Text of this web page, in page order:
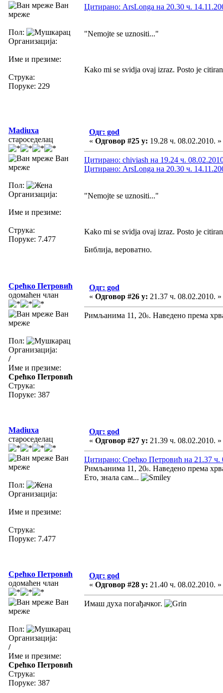
Ван
мреже
Пол:
Организација:
Име и презиме:
Струка:
Поруке: 229
Цитирано: ArsLonga на 20.30 ч.
"Nemojte se uznositi..."
Kako mi se svidja ovaj izraz. Posto je
Madiuxa
староседелац
Ван
мреже
Пол:
Организација:
Име и презиме:
Струка:
Поруке: 7.477
Одг: god
« Одговор #25 у: 19.28 ч. 08.02.2010. »
Цитирано: chiviash на 19.24 ч.
Цитирано: ArsLonga на 20.30 ч.
"Nemojte se uznositi..."
Kako mi se svidja ovaj izraz. Posto je
Библија, вероватно.
Срећко Петровић
одомаћен члан
Ван
мреже
Пол:
Организација:
/
Име и презиме:
Срећко Петровић
Струка:
Поруке: 387
Одг: god
« Одговор #26 у: 21.37 ч. 08.02.2010. »
Римљанима 11, 20б. Наведено према
Madiuxa
староседелац
Ван
мреже
Пол:
Организација:
Име и презиме:
Струка:
Поруке: 7.477
Одг: god
« Одговор #27 у: 21.39 ч. 08.02.2010. »
Цитирано: Срећко Петровић на 21.37 ч.
Римљанима 11, 20б. Наведено према
Ето, знала сам...
Срећко Петровић
одомаћен члан
Ван
мреже
Пол:
Организација:
/
Име и презиме:
Срећко Петровић
Струка:
Поруке: 387
Одг: god
« Одговор #28 у: 21.40 ч. 08.02.2010. »
Имаш духа погађачког.